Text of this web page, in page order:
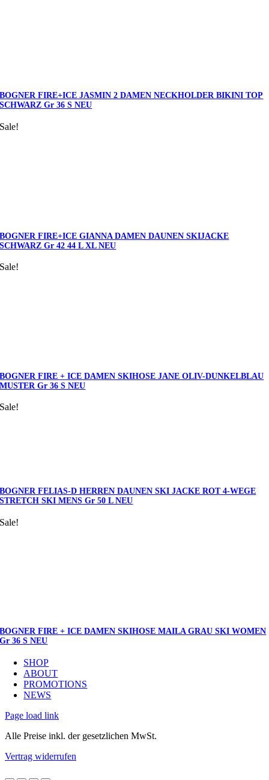
BOGNER FIRE+ICE JASMIN 2 DAMEN NECKHOLDER BIKINI TOP
SCHWARZ Gr 36 S NEU
Sale!
BOGNER FIRE+ICE GIANNA DAMEN DAUNEN SKIJACKE
SCHWARZ Gr 42 44 L XL NEU
Sale!
BOGNER FIRE + ICE DAMEN SKIHOSE JANE OLIV-DUNKELBLAU
MUSTER Gr 36 S NEU
Sale!
BOGNER FELIAS-D HERREN DAUNEN SKI JACKE ROT 4-WEGE
STRETCH SKI MENS Gr 50 L NEU
Sale!
BOGNER FIRE + ICE DAMEN SKIHOSE MAILA GRAU SKI WOMEN
Gr 36 S NEU
SHOP
ABOUT
PROMOTIONS
NEWS
Page load link
Alle Preise inkl. der gesetzlichen MwSt.
Vertrag widerrufen